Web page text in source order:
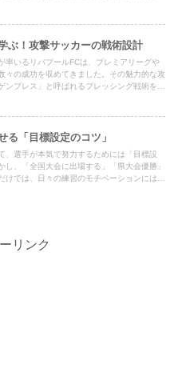
ぶ！攻撃サッカーの戦術設計
率いるリバプールFCは、プレミアリーグや
々の成功を収めてきました。その魅力的な攻
ンプレス」と呼ばれるプレッシング戦術を核
る「目標設定のコツ」
、選手が本気で努力するためには「目標設
し、「全国大会に出場する」「県大会優勝」
けでは、日々の練習のモチベーションにはつ
リンク